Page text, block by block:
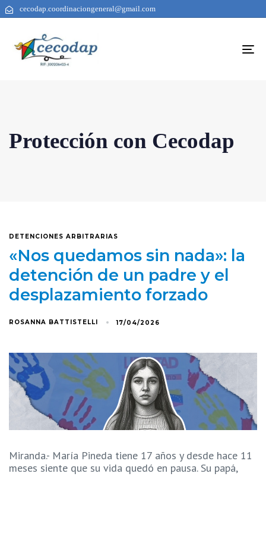
cecodap.coordinaciongeneral@gmail.com
Protección con Cecodap
DETENCIONES ARBITRARIAS
«Nos quedamos sin nada»: la
detención de un padre y el
desplazamiento forzado
ROSANNA BATTISTELLI 17/04/2026
Miranda.- María Pineda tiene 17 años y desde hace 11
meses siente que su vida quedó en pausa. Su papá,